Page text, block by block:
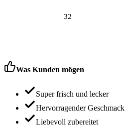
32
Was Kunden mögen
Super frisch und lecker
Hervorragender Geschmack
Liebevoll zubereitet